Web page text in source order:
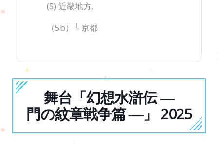
(5) 近畿地方,
（5b）└ 京都
舞台「幻想水滸伝 ―
門の紋章戦争篇 ―」 2025